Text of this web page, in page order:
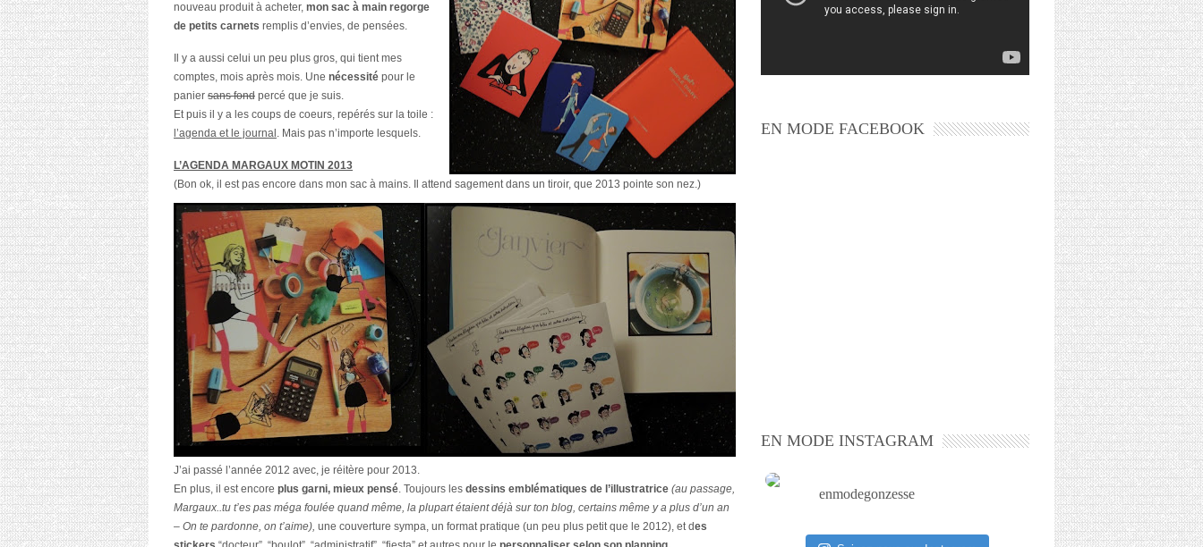
nouveau produit à acheter, mon sac à main regorge
de petits carnets remplis d’envies, de pensées.
Il y a aussi celui un peu plus gros, qui tient mes
comptes, mois après mois. Une nécessité pour le
panier sans fond percé que je suis.
Et puis il y a les coups de coeurs, repérés sur la toile :
l’agenda et le journal . Mais pas n’importe lesquels.
L’AGENDA MARGAUX MOTIN 2013
(Bon ok, il est pas encore dans mon sac à mains. Il attend sagement dans un tiroir, que 2013 pointe son nez.)
J’ai passé l’année 2012 avec, je réitère pour 2013.
En plus, il est encore plus garni, mieux pensé. Toujours les dessins emblématiques de l’illustratrice (au passage,
Margaux..tu t’es pas méga foulée quand même, la plupart étaient déjà sur ton blog, certains même y a plus d’un an
– On te pardonne, on t’aime), une couverture sympa, un format pratique (un peu plus petit que le 2012), et des
EN MODE FACEBOOK
EN MODE INSTAGRAM
enmodegonzesse